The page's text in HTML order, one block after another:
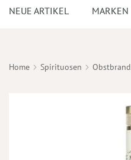
NEUE ARTIKEL MARKEN
Home Spirituosen Obstbrand